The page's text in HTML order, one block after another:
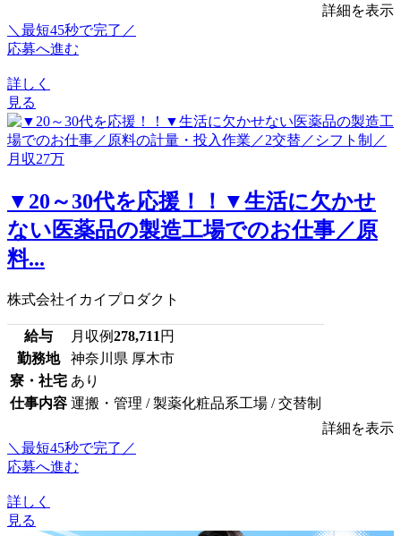
詳細を表示
＼最短45秒で完了／
応募へ進む
詳しく
見る
▼20～30代を応援！！▼生活に欠かせ
ない医薬品の製造工場でのお仕事／原
料...
株式会社イカイプロダクト
給与 月収例278,711 円
勤務地
神奈川県 厚木市
寮・社宅 あり
仕事内容 運搬・管理 / 製薬化粧品系工場 / 交替制
詳細を表示
＼最短45秒で完了／
応募へ進む
詳しく
見る